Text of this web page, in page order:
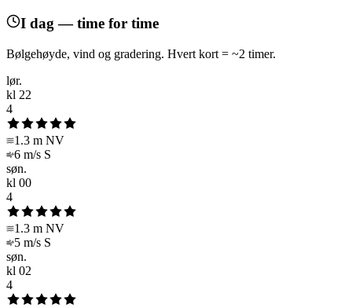
I dag — time for time
Bølgehøyde, vind og gradering. Hvert kort = ~2 timer.
lør.
kl 22
4
1.3 m NV
6 m/s S
søn.
kl 00
4
1.3 m NV
5 m/s S
søn.
kl 02
4